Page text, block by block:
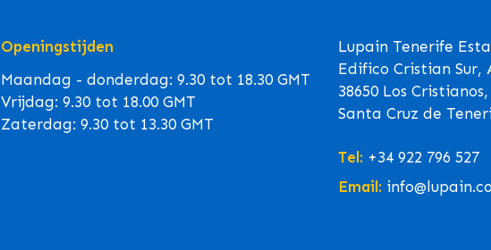
Openingstijden
Maandag - donderdag: 9.30 tot 18.30 GMT
Vrijdag: 9.30 tot 18.00 GMT
Zaterdag: 9.30 tot 13.30 GMT
Lupain Tenerife
Edifico Cristian Sur,
38650 Los Cristianos,
Santa Cruz de
Tel: +34 922 796 527
Email: